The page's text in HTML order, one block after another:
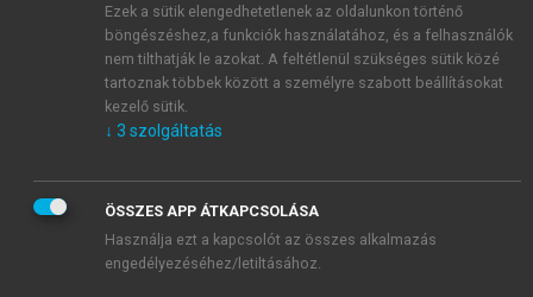
veszem és elfogadom.
Általános vásárlási feltételeket, valamint a szotar.netés a
mersz.huoldalak licencszerződéseiben foglaltakat
tudomásul veszem és elfogadom.
KIPRÓBÁLOM
Ezek a sütik elengedhetetlenek az oldalunkon történő
böngészéshez,a funkciók használatához, és a felhasználók
nem tilthatják le azokat. A feltétlenül szükséges sütik közé
tartoznak többek között a személyre szabott beállításokat
kezelő sütik.
↓ 3 szolgáltatás
ÖSSZES APP ÁTKAPCSOLÁSA
Használja ezt a kapcsolót az összes alkalmazás
engedélyezéséhez/letiltásához.